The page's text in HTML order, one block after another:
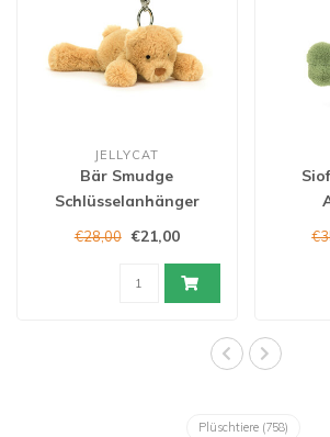
JELLYCAT
Bär Smudge
Schlüsselanhänger
€28,00 €21,00
Plüschtiere (758)